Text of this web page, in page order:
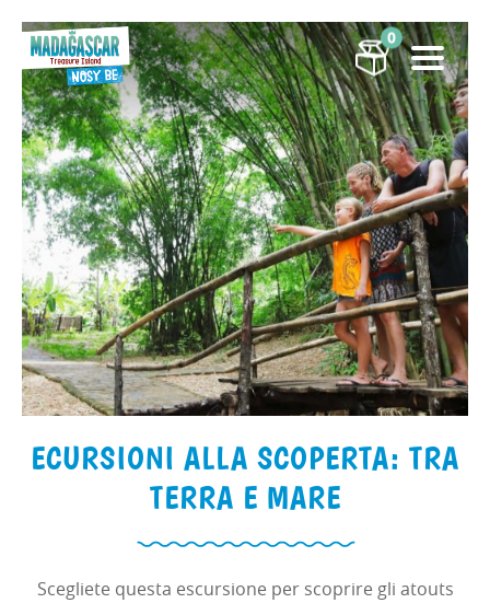
0
ECURSIONI ALLA SCOPERTA: TRA
TERRA E MARE
Scegliete questa escursione per scoprire gli atouts